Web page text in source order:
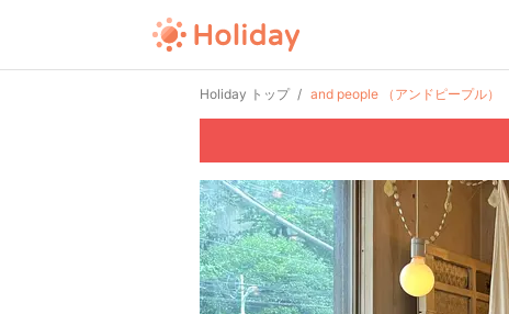
Holiday トップ and people （アンドピープル）